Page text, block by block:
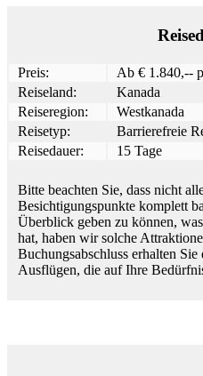
Preis:
Ab € 1.840,--
Reiseland:
Kanada
Reiseregion:
Westkanada
Reisetyp:
Barrierefreie
Reisedauer:
15 Tage
Bitte beachten Sie, dass nicht
Besichtigungspunkte komplett
Überblick geben zu können,
hat, haben wir solche
Buchungsabschluss erhalten
Ausflügen, die auf Ihre